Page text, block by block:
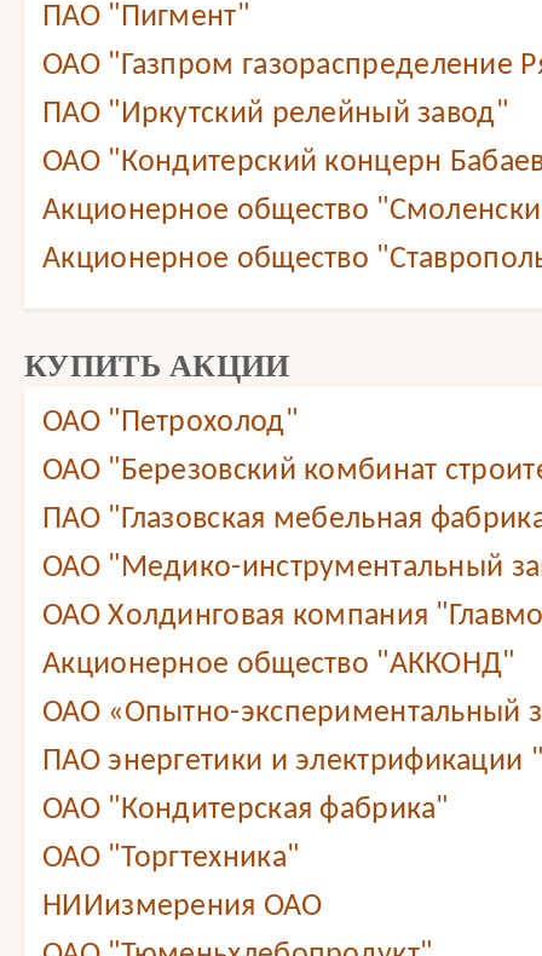
ПАО "Пигмент"
ОАО "Газпром газораспределение
ПАО "Иркутский релейный завод"
ОАО "Кондитерский концерн
Акционерное общество
Акционерное общество
КУПИТЬ АКЦИИ
ОАО "Петрохолод"
ОАО "Березовский комбинат
ПАО "Глазовская мебельная
ОАО "Медико-инструментальный
ОАО Холдинговая компания
Акционерное общество "АККОНД"
ОАО «Опытно-экспериментальный
ПАО энергетики и электрификации
ОАО "Кондитерская фабрика"
ОАО "Торгтехника"
НИИизмерения ОАО